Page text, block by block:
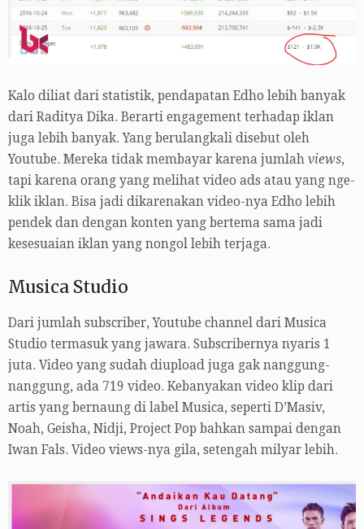
Kalo diliat dari statistik, pendapatan Edho lebih banyak
dari Raditya Dika. Berarti engagement terhadap iklan
juga lebih banyak. Yang berulangkali disebut oleh
Youtube. Mereka tidak membayar karena jumlah views,
tapi karena orang yang melihat video ads atau yang nge-
klik iklan. Bisa jadi dikarenakan video-nya Edho lebih
pendek dan dengan konten yang bertema sama jadi
kesesuaian iklan yang nongol lebih terjaga.
Musica Studio
Dari jumlah subscriber, Youtube channel dari Musica
Studio termasuk yang jawara. Subscribernya nyaris 1
juta. Video yang sudah diupload juga gak nanggung-
nanggung, ada 719 video. Kebanyakan video klip dari
artis yang bernaung di label Musica, seperti D’Masiv,
Noah, Geisha, Nidji, Project Pop bahkan sampai dengan
Iwan Fals. Video views-nya gila, setengah milyar lebih.